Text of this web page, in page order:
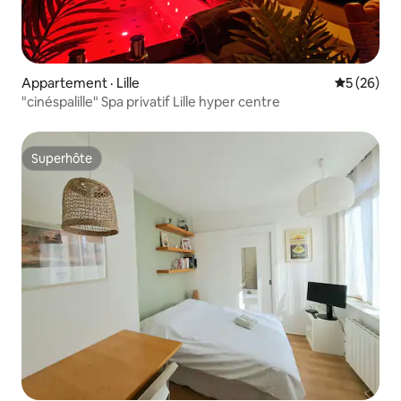
Appartement · Lille Note
5 (26)
"cinéspalille" Spa privatif Lille hyper centre
Superhôte
Superhôte